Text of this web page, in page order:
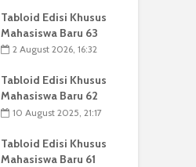
Tabloid Edisi Khusus
Mahasiswa Baru 63
2 August 2026, 16:32
Tabloid Edisi Khusus
Mahasiswa Baru 62
10 August 2025, 21:17
Tabloid Edisi Khusus
Mahasiswa Baru 61